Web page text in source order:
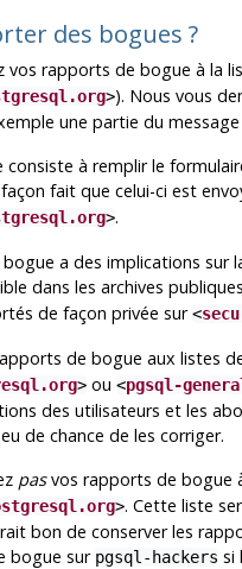
des bogues ?
vos rapports de bogue à la
>). Nous vous
une partie du
consiste à remplir le
fait que celui-ci est
>.
a des implications sur
dans les archives
de façon privée sur<
de bogue aux listes
>ou <pgsql-
des utilisateurs et les
de chance de les corriger.
pasvos rapports de bogue
>. Cette liste
bon de conserver les
bogue sur pgsql-hackers si